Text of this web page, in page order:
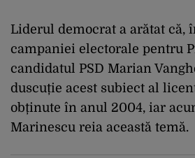
Liderul democrat a arătat că,
campaniei electorale pentru
candidatul PSD Marian
duscuție acest subiect al
obținute în anul 2004, iar
Marinescu reia această temă.